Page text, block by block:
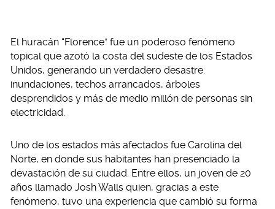
El huracán “Florence” fue un poderoso fenómeno
topical que azotó la costa del sudeste de los Estados
Unidos, generando un verdadero desastre:
inundaciones, techos arrancados, árboles
desprendidos y más de medio millón de personas sin
electricidad.
Uno de los estados más afectados fue Carolina del
Norte, en donde sus habitantes han presenciado la
devastación de su ciudad. Entre ellos, un joven de 20
años llamado Josh Walls quien, gracias a este
fenómeno, tuvo una experiencia que cambió su forma